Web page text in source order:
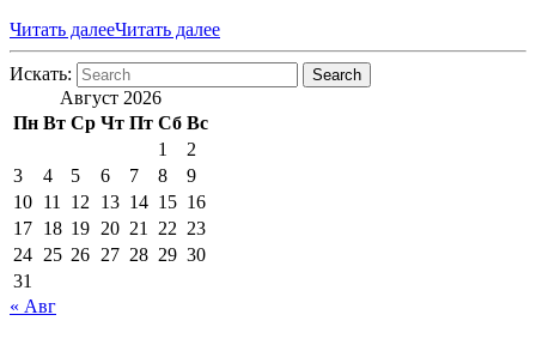
Читать далееЧитать далее
Искать: Search
Август 2026
Пн Вт Ср Чт Пт Сб Вс
1
2
3
4 5 6 7 8
9
10 11 12 13 14 15 16
17 18 19 20 21 22 23
24 25 26 27 28 29 30
31
« Авг